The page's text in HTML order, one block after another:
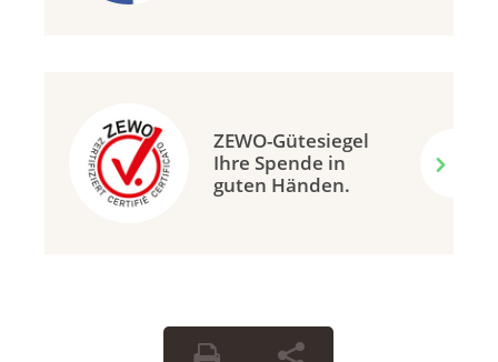
ZEWO-Gütesiegel
Ihre Spende in
guten Händen.